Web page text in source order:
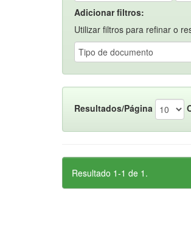
Adicionar filtros:
Utilizar filtros para refinar o
Resultados/Página
Resultado 1-1 de 1.